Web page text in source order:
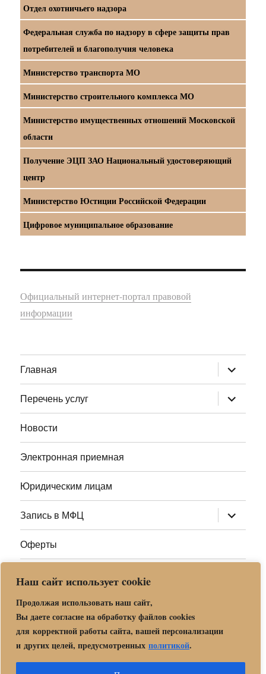
Наш сайт использует cookie
Продолжая использовать наш сайт,
Вы даете согласие на обработку файлов cookies
для корректной работы сайта, вашей персонализации
и других целей, предусмотренных политикой.
Отдел охотничьего надзора
Федеральная служба по надзору в сфере защиты прав
потребителей и благополучия человека
Министерство транспорта МО
Министерство строительного комплекса МО
Министерство имущественных отношений Московской
области
Получение ЭЦП ЗАО Национальный удостоверяющий
центр
Министерство Юстиции Российской Федерации
Цифровое муниципальное образование
Официальный интернет-портал правовой
информации
Главная раскрыть
дочернее
меню
Перечень услуг
раскрыть
дочернее
меню
Новости
Электронная приемная
Юридическим лицам
Запись в МФЦ раскрыть
дочернее
меню
Оферты
Адреса МФЦ МО
Центр государственных и муниципальных услуг «Мои
документы» в г. о. Орехово-Зуево
Политика обработки и защиты персональных данных в «МБУ